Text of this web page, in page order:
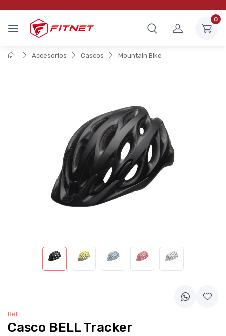
0
Accesorios Cascos Mountain Bike
Bell
Casco BELL Tracker